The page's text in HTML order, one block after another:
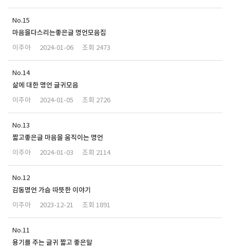
15
마음을다스리는좋은글 명언모음집
이주아
2024-01-06 2473
14
삶에 대한 명언 글귀모음
이주아
2024-01-05 2726
13
짧고좋은글 마음을 움직이는 명언
이주아
2024-01-03 2114
12
감동명언 가슴 따뜻한 이야기
이주아
2023-12-21 1891
11
용기를 주는 글귀 짧고 좋은말